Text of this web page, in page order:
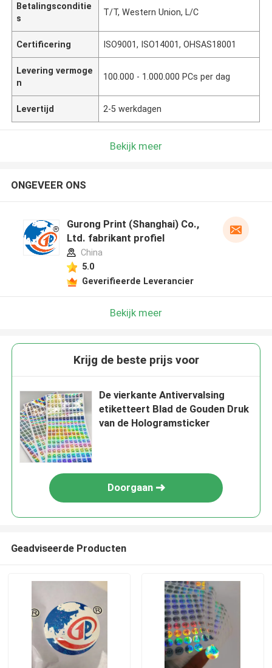
Betalingsconditie
s
T/T, Western Union, L/C
Certificering ISO9001, ISO14001, OHSAS18001
Levering vermoge
n
100.000 - 1.000.000 PCs per dag
Levertijd 2-5 werkdagen
Bekijk meer
ONGEVEER ONS
Gurong Print (Shanghai) Co.,
Ltd. fabrikant profiel
China
5.0
Geverifieerde Leverancier
Bekijk meer
Krijg de beste prijs voor
De vierkante Antivervalsing
etiketteert Blad de Gouden Druk
van de Hologramsticker
Doorgaan
Geadviseerde Producten